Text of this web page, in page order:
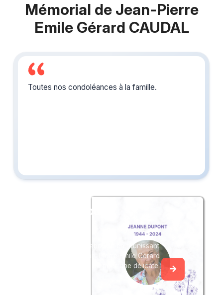
Mémorial de Jean-Pierre
Emile Gérard CAUDAL
Toutes nos condoléances à la famille.
Créez un album
Créez un album collaboratif en réunissant
les hommages à Jean-Pierre Emile Gérard
CAUDAL, pour vous ou pour une délicate